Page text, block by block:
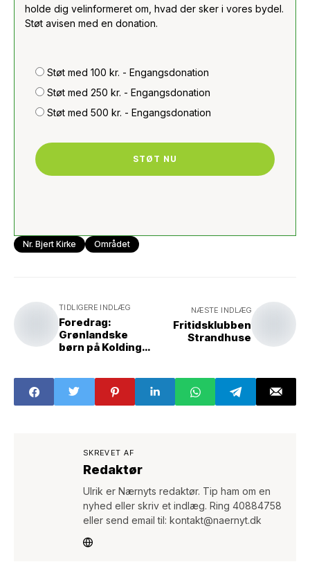
holde dig velinformeret om, hvad der sker i vores bydel.
Støt avisen med en donation.
Støt med 100 kr. - Engangsdonation
Støt med 250 kr. - Engangsdonation
Støt med 500 kr. - Engangsdonation
STØT NU
Nr. Bjert Kirke Området
TIDLIGERE INDLÆG
Foredrag:
Grønlandske
børn på Kolding
NÆSTE INDLÆG
Fritidsklubben
Strandhuse
SKREVET AF
Redaktør
Ulrik er Nærnyts redaktør. Tip ham om en
nyhed eller skriv et indlæg. Ring 40884758
eller send email til: kontakt@naernyt.dk